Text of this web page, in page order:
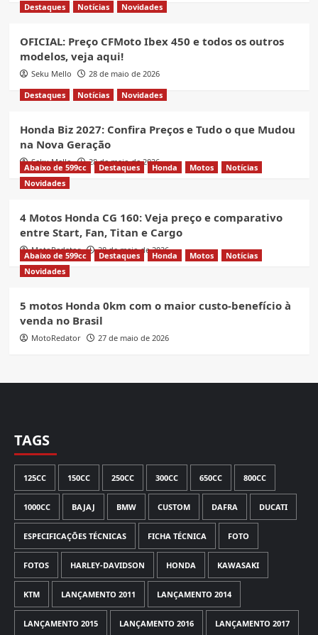
Destaques
Notícias Novidades
OFICIAL: Preço CFMoto Ibex 450 e todos os outros
modelos, veja aqui!
Seku Mello
28 de maio de 2026
Destaques
Notícias Novidades
Honda Biz 2027: Confira Preços e Tudo o que Mudou
na Nova Geração
Seku Mello 28 de maio de 2026
Abaixo de 599cc Destaques Honda Motos
Notícias
Novidades
4 Motos Honda CG 160: Veja preço e comparativo
entre Start, Fan, Titan e Cargo
MotoRedator 28 de maio de 2026
Abaixo de 599cc Destaques Honda Motos
Notícias
Novidades
5 motos Honda 0km com o maior custo-benefício à
venda no Brasil
MotoRedator 27 de maio de 2026
TAGS
125CC 150CC 250CC 300CC 650CC 800CC
1000CC BAJAJ BMW CUSTOM DAFRA DUCATI
ESPECIFICAÇÕES TÉCNICAS FICHA TÉCNICA FOTO
FOTOS HARLEY-DAVIDSON HONDA KAWASAKI
KTM LANÇAMENTO 2011 LANÇAMENTO 2014
LANÇAMENTO 2015 LANÇAMENTO 2016 LANÇAMENTO 2017